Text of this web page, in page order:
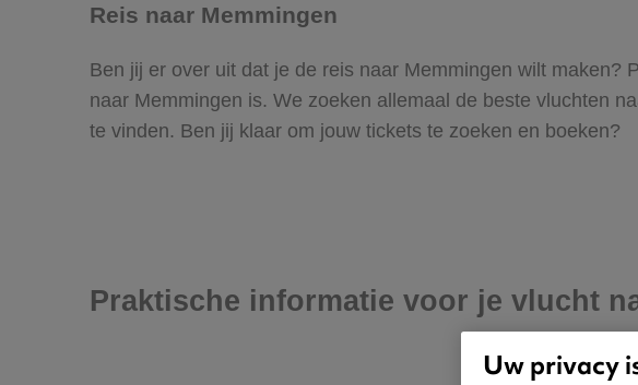
Reis naar Memmingen
Ben jij er over uit dat je de reis naar Memmingen wilt
naar Memmingen is. We zoeken allemaal de beste vluchten
te vinden. Ben jij klaar om jouw tickets te zoeken en boeken?
Praktische informatie voor je vlucht
Uw privacy